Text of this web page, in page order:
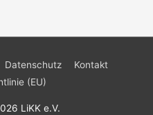
Datenschutz
Kontakt
(EU)
LiKK e.V.